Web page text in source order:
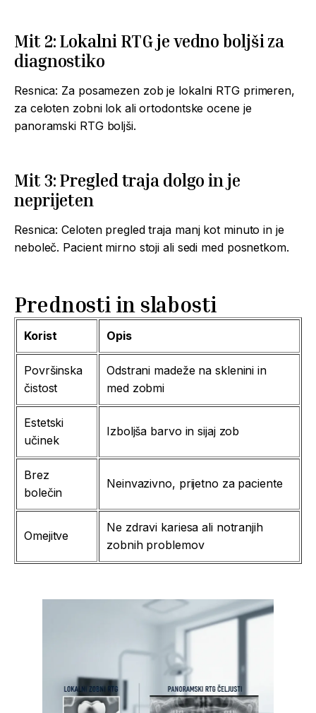
Mit 2: Lokalni RTG je vedno boljši za
diagnostiko
Resnica: Za posamezen zob je lokalni RTG primeren,
za celoten zobni lok ali ortodontske ocene je
panoramski RTG boljši.
Mit 3: Pregled traja dolgo in je
neprijeten
Resnica: Celoten pregled traja manj kot minuto in je
neboleč. Pacient mirno stoji ali sedi med posnetkom.
Prednosti in slabosti
Korist Opis
Površinska
čistost
Odstrani madeže na sklenini in
med zobmi
Estetski
učinek
Izboljša barvo in sijaj zob
Brez
bolečin
Neinvazivno, prijetno za paciente
Omejitve
Ne zdravi kariesa ali notranjih
zobnih problemov